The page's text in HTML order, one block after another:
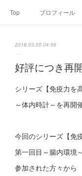
Top プロフィール
SNS
2018.03.05 04:56
好評につき再
シリーズ【免疫力を
～体内時計～を再開
今回のシリーズ【免
第一回目～腸内環境
参加された方々から